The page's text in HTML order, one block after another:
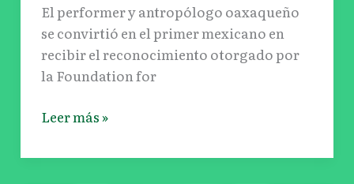
El performer y antropólogo oaxaqueño
se convirtió en el primer mexicano en
recibir el reconocimiento otorgado por
la Foundation for
York
Leer más »